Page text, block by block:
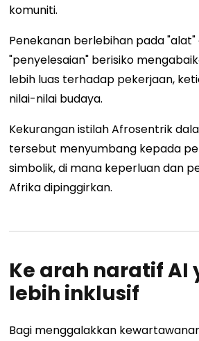
komuniti.
Penekanan berlebihan pada "alat"
"penyelesaian" berisiko
lebih luas terhadap pekerjaan,
nilai-nilai budaya.
Kekurangan istilah Afrosentrik
tersebut menyumbang kepada
simbolik, di mana keperluan dan
Afrika dipinggirkan.
Ke arah naratif AI
lebih inklusif
Bagi menggalakkan